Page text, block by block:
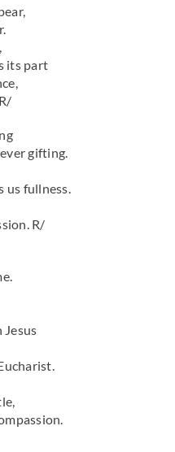
its part
gifting.
us fullness.
R/
Jesus